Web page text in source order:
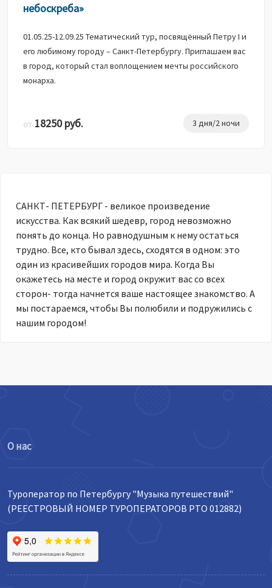
небоскреба»
01.05.25-12.09.25 Тематический тур, посвящённый Петру I и
его любимому городу – Санкт-Петербургу. Приглашаем вас
в город, который стал воплощением мечты российского
монарха.
от 18250 руб. 3 дня/2 ночи
САНКТ- ПЕТЕРБУРГ - великое произведение
искусства. Как всякий шедевр, город невозможно
понять до конца. Но равнодушным к нему остаться
трудно. Все, кто бывал здесь, сходятся в одном: это
один из красивейших городов мира. Когда Вы
окажетесь на месте и город окружит вас со всех
сторон- тогда начнется ваше настоящее знакомство. А
мы постараемся, чтобы Вы полюбили и подружились с
нашим городом!
О нас
Туроператор по Петербургу "Музыка путешествий"
(РЕЕСТРОВЫЙ НОМЕР ТУРОПЕРАТОРОВ РТО 012882)